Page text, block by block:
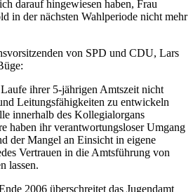
darauf hingewiesen haben, Frau
in der nächsten Wahlperiode nicht mehr
von SPD und CDU, Lars
ihrer 5-jährigen Amtszeit nicht
Leitungsfähigkeiten zu entwickeln
innerhalb des Kollegialorgans
haben ihr verantwortungsloser Umgang
der Mangel an Einsicht in eigene
Vertrauen in die Amtsführung von
lassen.
2006 überschreitet das Jugendamt